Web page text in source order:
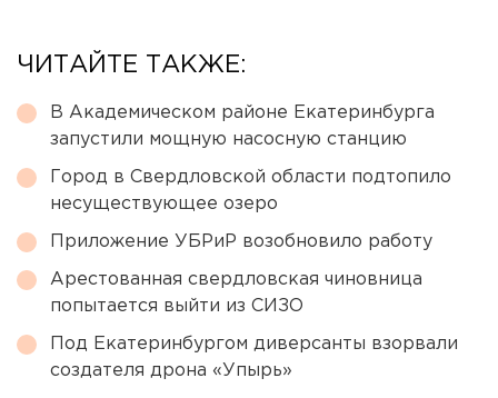
ЧИТАЙТЕ ТАКЖЕ:
В Академическом районе Екатеринбурга
запустили мощную насосную станцию
Город в Свердловской области подтопило
несуществующее озеро
Приложение УБРиР возобновило работу
Арестованная свердловская чиновница
попытается выйти из СИЗО
Под Екатеринбургом диверсанты взорвали
создателя дрона «Упырь»